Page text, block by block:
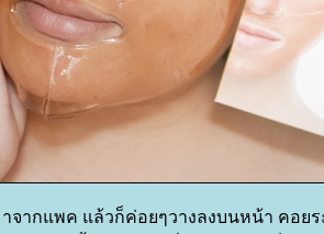
ากแพค แล้วก็ค่อยๆวางลงบนหน้า คอย